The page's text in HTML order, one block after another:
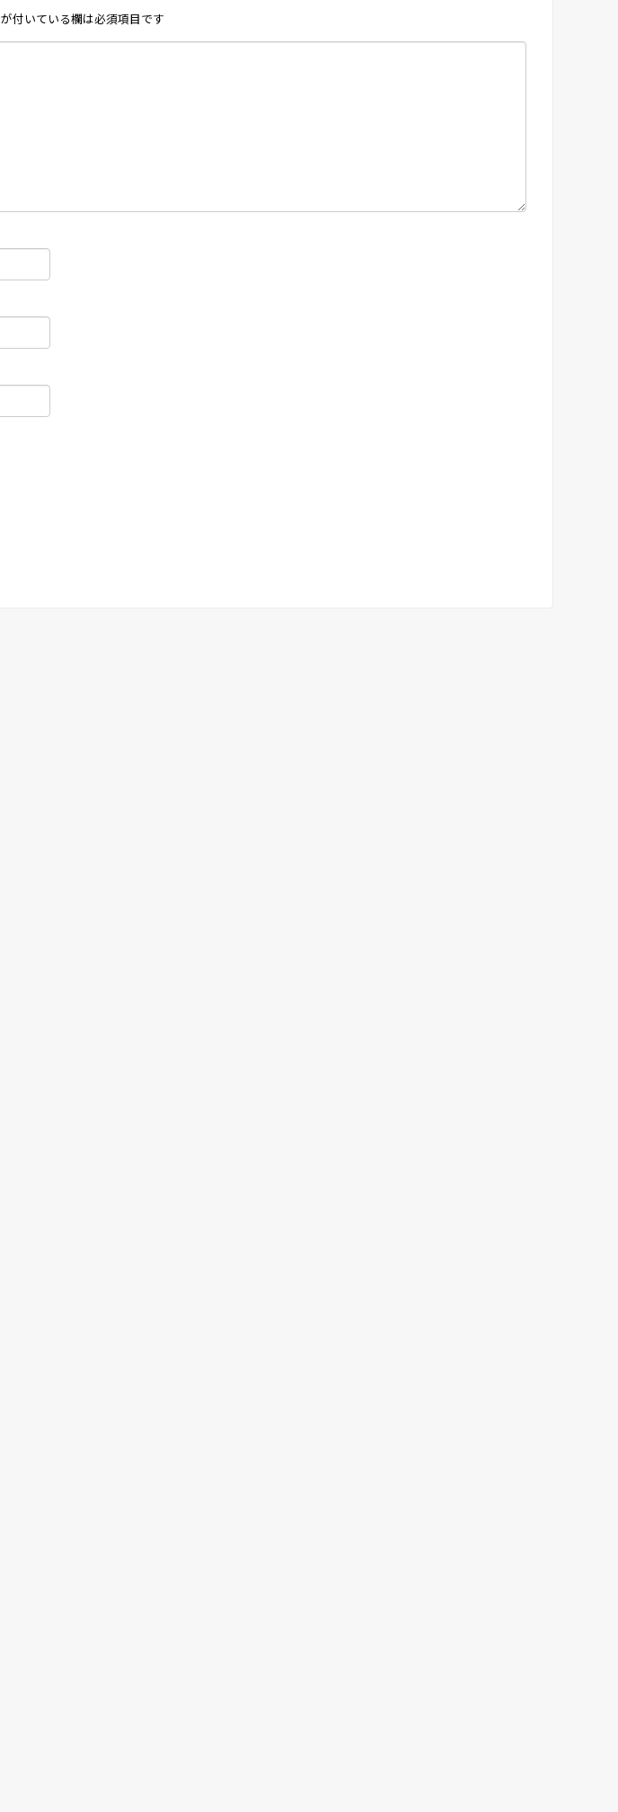
が付いている欄は必須項目です